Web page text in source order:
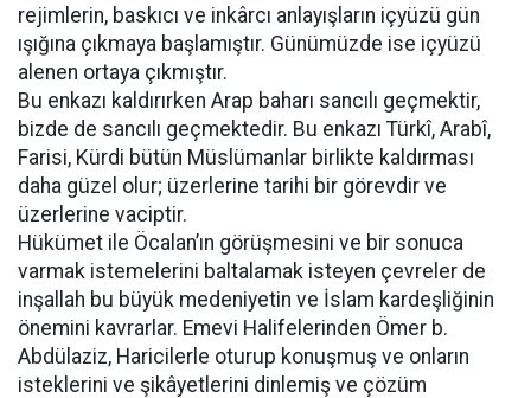
rejimlerin, baskıcı ve inkârcı anlayışların içyüzü gün
ışığına çıkmaya başlamıştır. Günümüzde ise içyüzü
alenen ortaya çıkmıştır.
Bu enkazı kaldırırken Arap baharı sancılı geçmektir,
bizde de sancılı geçmektedir. Bu enkazı Türkî, Arabî,
Farisi, Kürdi bütün Müslümanlar birlikte kaldırması
daha güzel olur; üzerlerine tarihi bir görevdir ve
üzerlerine vaciptir.
Hükümet ile Öcalan’ın görüşmesini ve bir sonuca
varmak istemelerini baltalamak isteyen çevreler de
inşallah bu büyük medeniyetin ve İslam kardeşliğinin
önemini kavrarlar. Emevi Halifelerinden Ömer b.
Abdülaziz, Haricilerle oturup konuşmuş ve onların
isteklerini ve şikâyetlerini dinlemiş ve çözüm